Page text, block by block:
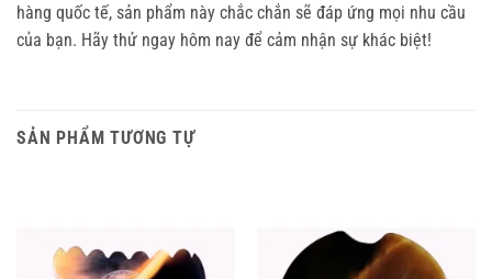
hàng quốc tế, sản phẩm này chắc chắn sẽ đáp ứng mọi nhu cầu
của bạn. Hãy thử ngay hôm nay để cảm nhận sự khác biệt!
SẢN PHẨM TƯƠNG TỰ